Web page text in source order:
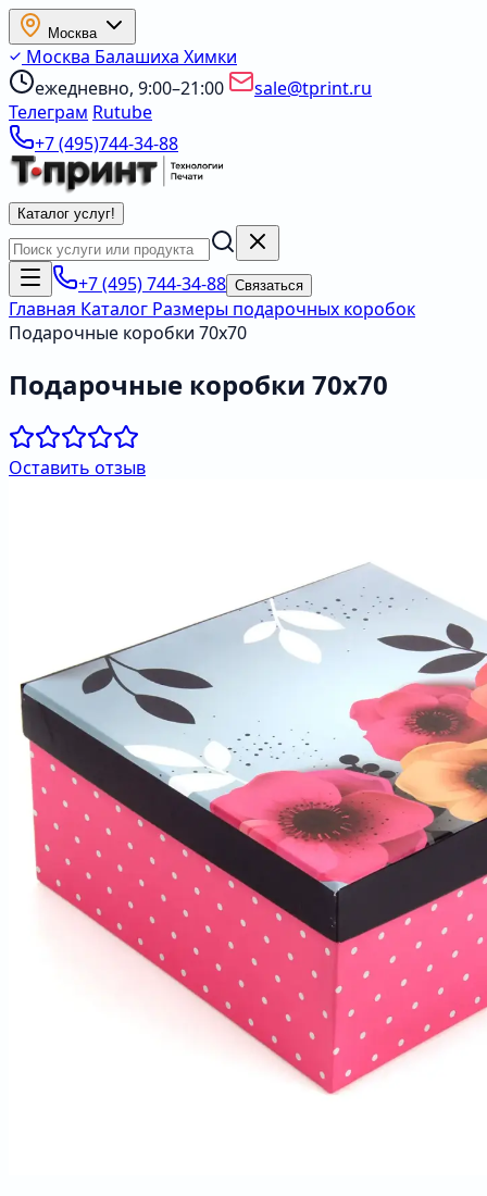
Москва
Москва Балашиха Химки
ежедневно, 9:00–21:00
sale@tprint.ru
Телеграм Rutube
+7 (495)744-34-88
Каталог услуг!
+7 (495) 744-34-88 Связаться
Главная Каталог Размеры подарочных коробок
Подарочные коробки 70х70
Подарочные коробки 70х70
Оставить отзыв